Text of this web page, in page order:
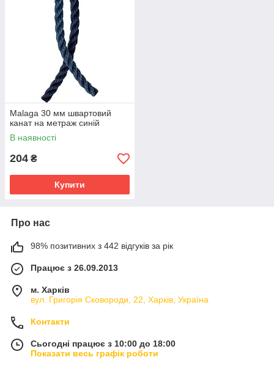
Malaga 30 мм швартовий
канат на метраж синій
В наявності
204 ₴
Купити
Про нас
98% позитивних з 442 відгуків за рік
Працює з 26.09.2013
м. Харків
вул. Григорія Сковороди, 22, Харків, Україна
Контакти
Сьогодні працює з 10:00 до 18:00
Показати весь графік роботи